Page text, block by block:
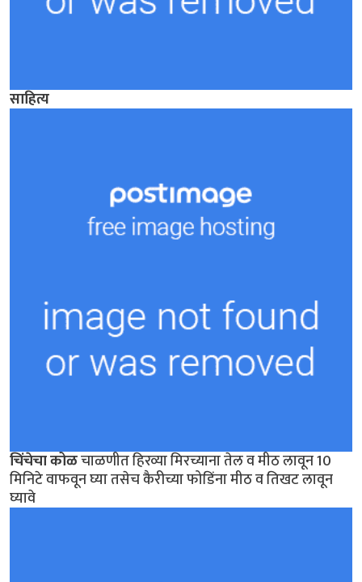
साहित्य
चिंचेचा कोळचाळणीत हिरव्या मिरच्याना तेल व मीठ लावून 10
मिनिटे वाफवून घ्या तसेच कैरीच्या फोडिंना मीठ व तिखट लावून
घ्यावे